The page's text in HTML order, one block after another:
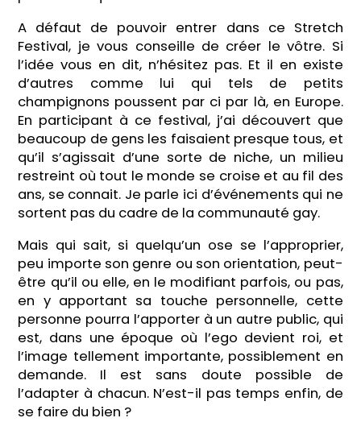
A défaut de pouvoir entrer dans ce Stretch
Festival, je vous conseille de créer le vôtre. Si
l’idée vous en dit, n’hésitez pas. Et il en existe
d’autres comme lui qui tels de petits
champignons poussent par ci par là, en Europe.
En participant à ce festival, j’ai découvert que
beaucoup de gens les faisaient presque tous, et
qu’il s’agissait d’une sorte de niche, un milieu
restreint où tout le monde se croise et au fil des
ans, se connait. Je parle ici d’événements qui ne
sortent pas du cadre de la communauté gay.
Mais qui sait, si quelqu’un ose se l’approprier,
peu importe son genre ou son orientation, peut-
être qu’il ou elle, en le modifiant parfois, ou pas,
en y apportant sa touche personnelle, cette
personne pourra l’apporter à un autre public, qui
est, dans une époque où l’ego devient roi, et
l’image tellement importante, possiblement en
demande. Il est sans doute possible de
l’adapter à chacun. N’est-il pas temps enfin, de
se faire du bien ?